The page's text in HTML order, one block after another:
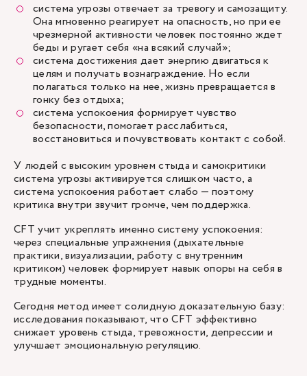
система угрозы отвечает за тревогу и самозащиту.
Она мгновенно реагирует на опасность, но при ее
чрезмерной активности человек постоянно ждет
беды и ругает себя «на всякий случай»;
система достижения дает энергию двигаться к
целям и получать вознаграждение. Но если
полагаться только на нее, жизнь превращается в
гонку без отдыха;
система успокоения формирует чувство
безопасности, помогает расслабиться,
восстановиться и почувствовать контакт с собой.
У людей с высоким уровнем стыда и самокритики
система угрозы активируется слишком часто, а
система успокоения работает слабо — поэтому
критика внутри звучит громче, чем поддержка.
CFT учит укреплять именно систему успокоения:
через специальные упражнения (дыхательные
практики, визуализации, работу с внутренним
критиком) человек формирует навык опоры на себя в
трудные моменты.
Сегодня метод имеет солидную доказательную базу:
исследования показывают, что CFT эффективно
снижает уровень стыда, тревожности, депрессии и
улучшает эмоциональную регуляцию.